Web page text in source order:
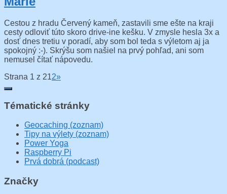
Cestou z hradu Červený kameň, zastavili sme ešte na kraji
cesty odloviť túto skoro drive-ine kešku. V zmysle hesla 3x a
dosť dnes tretiu v poradí, aby som bol teda s výletom aj ja
spokojný :-). Skrýšu som našiel na prvý pohľad, ani som
nemusel čítať nápovedu.
Strana 1 z 212»
Tématické stránky
Geocaching (zoznam)
Tipy na výlety (zoznam)
Power Yoga
Raspberry Pi
Prvá dobrá (podcast)
Značky